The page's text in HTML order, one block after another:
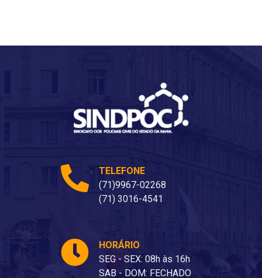
TELEFONE
(71)9967-02268
(71) 3016-4541
HORÁRIO
SEG - SEX: 08h às 16h
SAB - DOM: FECHADO